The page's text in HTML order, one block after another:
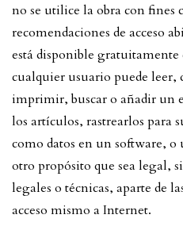
no se utilice la obra con fines
recomendaciones de acceso
está disponible
cualquier usuario puede leer,
imprimir, buscar o añadir un
los artículos, rastrearlos para
como datos en un software,
otro propósito que sea legal,
legales o técnicas, aparte de
acceso mismo a Internet.